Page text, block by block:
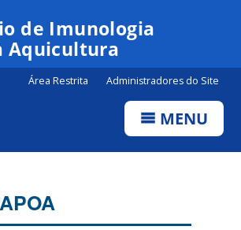
Canais
de Imunologia
Aquicultura
Área Restrita Administradores do Site
MENU